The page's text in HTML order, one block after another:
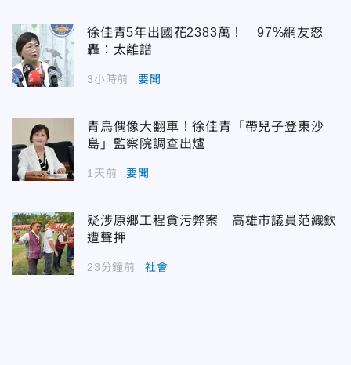
徐佳青5年出國花2383萬！ 97%網友怒
轟：太離譜
3小時前 要聞
青鳥偶像大翻車！徐佳青「帶兒子登東沙
島」監察院調查出爐
1天前 要聞
疑涉原鄉工程貪污弊案 高雄市議員范織欽
遭聲押
23分鐘前 社會